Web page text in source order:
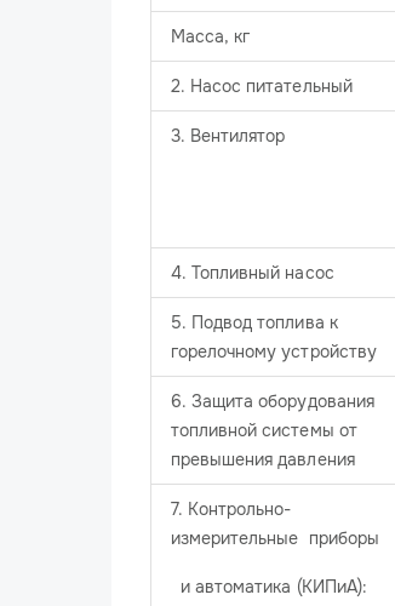
Масса, кг
2. Насос питательный
3. Вентилятор
4. Топливный насос
5. Подвод топлива к
горелочному устройству
6. Защита оборудования
топливной системы от
превышения давления
7. Контрольно-
измерительные приборы
и автоматика (КИПиА):​